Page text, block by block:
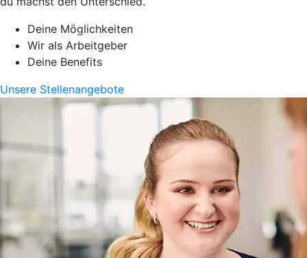
Deine Möglichkeiten
Wir als Arbeitgeber
Deine Benefits
Unsere Stellenangebote